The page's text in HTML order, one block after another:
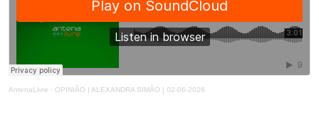
AntenaLivre · OPINIÃO | ALEXANDRA SIMÃO | 02-06-2026